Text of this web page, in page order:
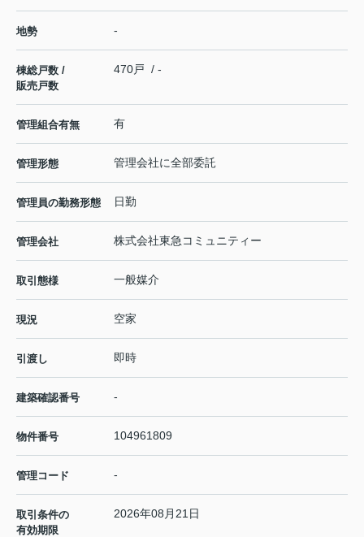
地勢 -
棟総戸数 /
販売戸数
470戸 / -
管理組合有無 有
管理形態 管理会社に全部委託
管理員の勤務形態 日勤
管理会社 株式会社東急コミュニティー
取引態様 一般媒介
現況 空家
引渡し 即時
建築確認番号 -
物件番号 104961809
管理コード -
取引条件の
有効期限
2026年08月21日